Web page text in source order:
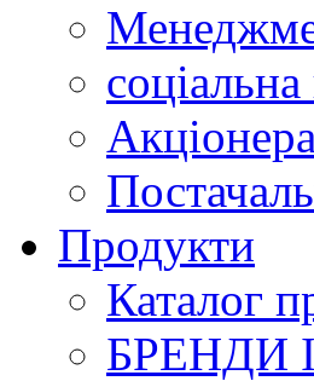
соціальна
Продукти
Каталог
БРЕНДИ